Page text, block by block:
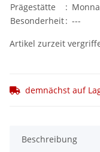
Prägestätte
:
Besonderheit: ---
Artikel zurzeit
demnächst auf
Beschreibung